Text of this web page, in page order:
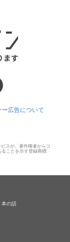
ー広告について
スが、著作権者からコ
ことを示す登録商標
本の話